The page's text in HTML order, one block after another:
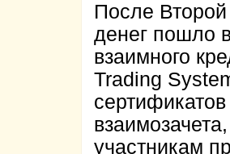
После
денег пошло
взаимного
Trading
участникам